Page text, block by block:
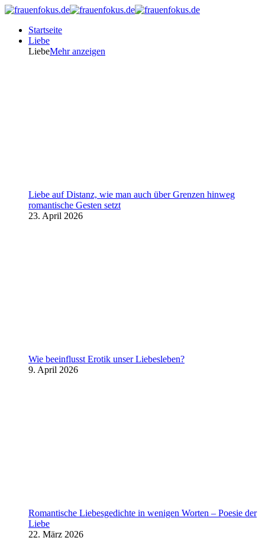
Startseite
Liebe
LiebeMehr anzeigen
Liebe auf Distanz, wie man auch über Grenzen hinweg
romantische Gesten setzt
23. April 2026
Wie beeinflusst Erotik unser Liebesleben?
9. April 2026
Romantische Liebesgedichte in wenigen Worten – Poesie der
Liebe
22. März 2026